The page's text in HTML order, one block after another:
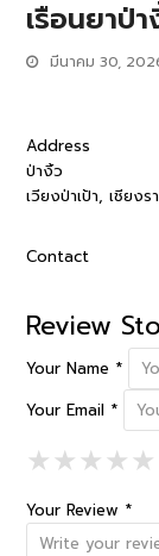
เรือนยาป่า
มีนาคม 30,
Address
ป่างิ้ว
เวียงป่าเป้า, เชียง
Contact
Review
Your Name *
Your Email *
★1
★★2
★★★3
★★★★
★★★★★
Your Review *